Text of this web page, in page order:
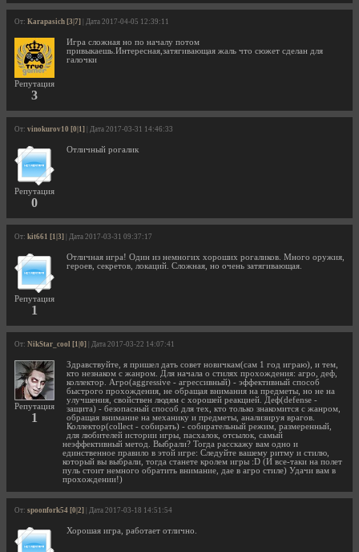
От: Karapasich [3|7] | Дата 2017-04-05 12:39:11
Репутация
3
Игра сложная но по началу потом
привыкаешь.Интересная,затягивающая жаль что сюжет сделан для
галочки
От: vinokurov10 [0|1] | Дата 2017-03-31 14:46:33
Репутация
0
Отличный рогалик
От: kit661 [1|3] | Дата 2017-03-31 09:37:17
Репутация
1
Отличная игра! Один из немногих хороших рогаликов. Много оружия,
героев, секретов, локаций. Сложная, но очень затягивающая.
От: NikStar_cool [1|0] | Дата 2017-03-22 14:07:41
Репутация
1
Здравствуйте, я пришел дать совет новичкам(сам 1 год играю), и тем,
кто незнаком с жанром. Для начала о стилях прохождения: агро, деф,
коллектор. Агро(aggressive - агрессивный) - эффективный способ
быстрого прохождения, не обращая внимания на предметы, но не на
улучшения, свойствен людям с хорошей реакцией. Деф(defense -
защита) - безопасный способ для тех, кто только знакомится с жанром,
обращая внимание на механику и предметы, анализируя врагов.
Коллектор(collect - собирать) - собирательный режим, размеренный,
для любителей истории игры, пасхалок, отсылок, самый
неэффективный метод. Выбрали? Тогда расскажу вам одно и
единственное правило в этой игре: Следуйте вашему ритму и стилю,
который вы выбрали, тогда станете кролем игры :D (И все-таки на полет
пуль стоит немного обратить внимание, дае в агро стиле) Удачи вам в
прохождении!)
От: spoonfork54 [0|2] | Дата 2017-03-18 14:51:54
Хорошая игра, работает отлично.